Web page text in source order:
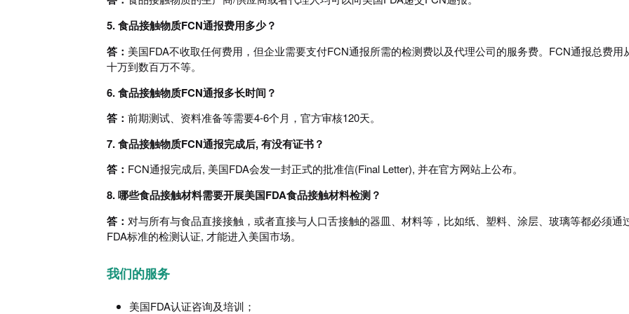
5. 食品接触物质FCN通报费用多少？
答： 美国FDA不收取任何费用，但企业需要支付FCN通报所需的检测费以及代理公司的服务费。FCN通报总费用
十万到数百万不等。
6. 食品接触物质FCN通报多长时间？
答： 前期测试、资料准备等需要4-6个月，官方审核120天。
7. 食品接触物质FCN通报完成后, 有没有证书？
答： FCN通报完成后, 美国FDA会发一封正式的批准信(Final Letter), 并在官方网站上公布。
8. 哪些食品接触材料需要开展美国FDA食品接触材料检测？
答： 对与所有与食品直接接触，或者直接与人口舌接触的器皿、材料等，比如纸、塑料、涂层、玻璃等都必须通
FDA标准的检测认证, 才能进入美国市场。
我们的服务
美国FDA认证咨询及培训；